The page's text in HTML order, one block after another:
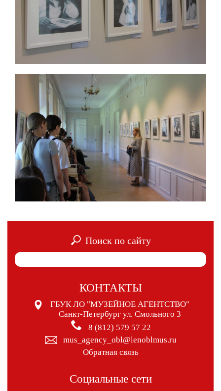
Поиск по сайту
КОНТАКТЫ
ГБУК ЛО "МУЗЕЙНОЕ АГЕНТСТВО"
Санкт-Петербург ул. Смольного 3
8 (812) 579 57 22
mus_agency_obl@lenoblmus.ru
Обратная связь
Социальные сети